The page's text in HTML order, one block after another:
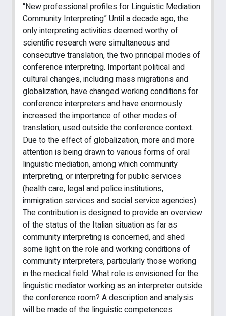
“New professional profiles for Linguistic Mediation:
Community Interpreting” Until a decade ago, the
only interpreting activities deemed worthy of
scientific research were simultaneous and
consecutive translation, the two principal modes of
conference interpreting. Important political and
cultural changes, including mass migrations and
globalization, have changed working conditions for
conference interpreters and have enormously
increased the importance of other modes of
translation, used outside the conference context.
Due to the effect of globalization, more and more
attention is being drawn to various forms of oral
linguistic mediation, among which community
interpreting, or interpreting for public services
(health care, legal and police institutions,
immigration services and social service agencies).
The contribution is designed to provide an overview
of the status of the Italian situation as far as
community interpreting is concerned, and shed
some light on the role and working conditions of
community interpreters, particularly those working
in the medical field. What role is envisioned for the
linguistic mediator working as an interpreter outside
the conference room? A description and analysis
will be made of the linguistic competences